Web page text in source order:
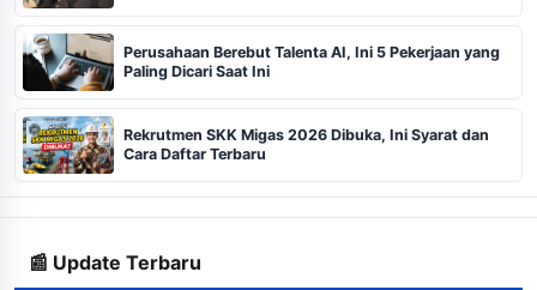
Perusahaan Berebut Talenta AI, Ini 5 Pekerjaan yang
Paling Dicari Saat Ini
Rekrutmen SKK Migas 2026 Dibuka, Ini Syarat dan
Cara Daftar Terbaru
📰 Update Terbaru